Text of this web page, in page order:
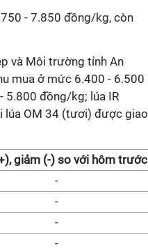
- 7.850 đồng/kg, còn
và Môi trường tỉnh An
mua ở mức 6.400 - 6.500
5.800 đồng/kg; lúa IR
OM 34 (tươi) được giao
giảm (-) so với hôm trước
-
-
-
-